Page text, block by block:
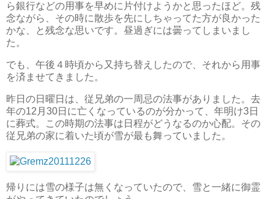
ら銀行などの用事を早めに片付けようかと思ったほど。残
念ながら、その時に散歩を先にしちゃってた方が良かった
かな、と残念な思いです。昼過ぎには曇ってしまいまし
た。
でも、午後４時頃から又持ち替えしたので、それから用事
を済ませてきました。
昨日の日曜日は、従兄弟の一周忌の法事がありました。去
年の12月30日に亡くなっているのが分かって、年明け3日
に葬式。この時期の法事は日程がどうなるのか心配。その
従兄弟の家に着いた頃が雪が最も舞っていました。
帰りには雪の様子は無くなっていたので、雪と一緒に御霊